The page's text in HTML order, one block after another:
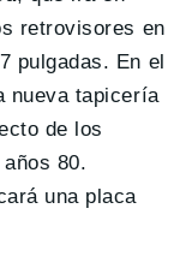
retrovisores en
pulgadas. En el
nueva tapicería
de los
80.
una placa